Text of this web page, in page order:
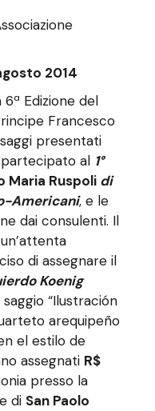
2014
Edizione del
Francesco
presentati
al 1°
Maria Ruspoli di
Americani, e le
dai consulenti. Il
di assegnare il
Koenig
“Ilustración
arequipeño
el estilo de
assegnati R$
presso la
di San Paolo